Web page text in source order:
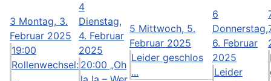
3 Montag, 3.
Februar 2025
19:00
Rollenwechsel:
4
Dienstag,
4. Februar
2025
20:00 „Oh
5 Mittwoch, 5.
Februar 2025
Leider geschlos
...
6
Donnerstag,
6. Februar
2025
Leider